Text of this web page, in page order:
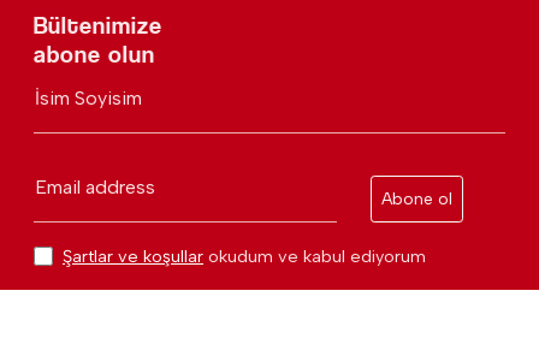
Bültenimize
abone olun
İsim Soyisim
Email address
Abone ol
Şartlar ve koşullar okudum ve kabul ediyorum